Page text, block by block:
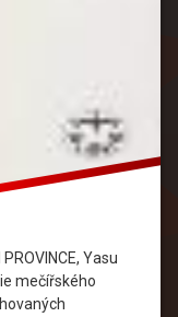
Yasu
mečířského